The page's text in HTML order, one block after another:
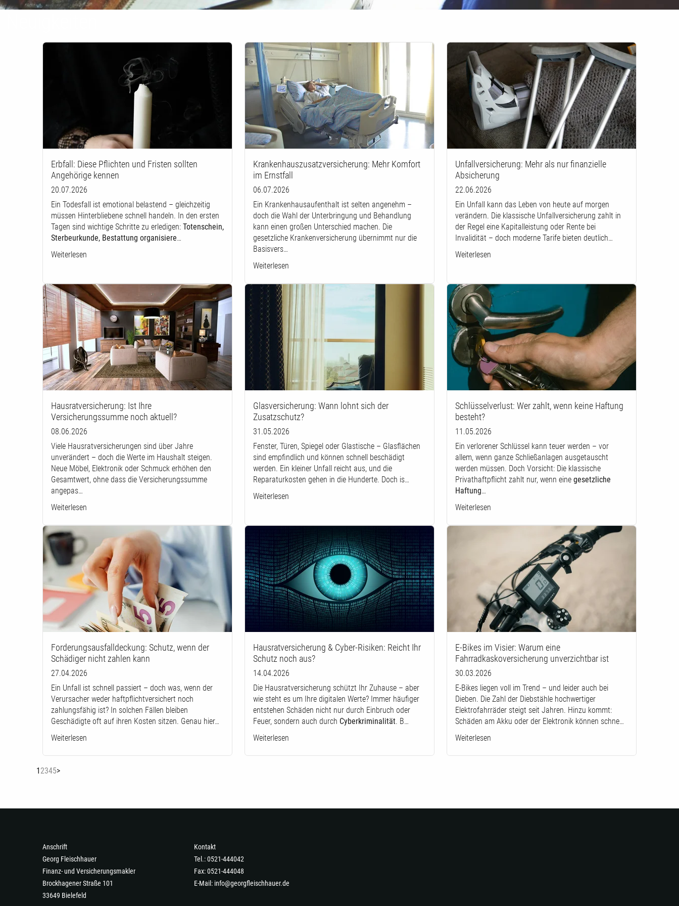
Erbfall: Diese Pflichten und Fristen sollten
Angehörige kennen
20.07.2026
Ein Todesfall ist emotional belastend – gleichzeitig
müssen Hinterbliebene schnell handeln. In den ersten
Tagen sind wichtige Schritte zu erledigen: Totenschein,
Sterbeurkunde, Bestattung organisiere…
Weiterlesen
Krankenhauszusatzversicherung: Mehr Komfort
im Ernstfall
06.07.2026
Ein Krankenhausaufenthalt ist selten angenehm –
doch die Wahl der Unterbringung und Behandlung
kann einen großen Unterschied machen. Die
gesetzliche Krankenversicherung übernimmt nur die
Basisvers…
Weiterlesen
Unfallversicherung: Mehr als nur finanzielle
Absicherung
22.06.2026
Ein Unfall kann das Leben von heute auf morgen
verändern. Die klassische Unfallversicherung zahlt in
der Regel eine Kapitalleistung oder Rente bei
Invalidität – doch moderne Tarife bieten deutlich…
Weiterlesen
Hausratversicherung: Ist Ihre
Versicherungssumme noch aktuell?
08.06.2026
Viele Hausratversicherungen sind über Jahre
unverändert – doch die Werte im Haushalt steigen.
Neue Möbel, Elektronik oder Schmuck erhöhen den
Gesamtwert, ohne dass die Versicherungssumme
angepas…
Weiterlesen
Glasversicherung: Wann lohnt sich der
Zusatzschutz?
31.05.2026
Fenster, Türen, Spiegel oder Glastische – Glasflächen
sind empfindlich und können schnell beschädigt
werden. Ein kleiner Unfall reicht aus, und die
Reparaturkosten gehen in die Hunderte. Doch is…
Weiterlesen
Schlüsselverlust: Wer zahlt, wenn keine Haftung
besteht?
11.05.2026
Ein verlorener Schlüssel kann teuer werden – vor
allem, wenn ganze Schließanlagen ausgetauscht
werden müssen. Doch Vorsicht: Die klassische
Privathaftpflicht zahlt nur, wenn eine gesetzliche
Haftung…
Weiterlesen
Forderungsausfalldeckung: Schutz, wenn der
Schädiger nicht zahlen kann
27.04.2026
Ein Unfall ist schnell passiert – doch was, wenn der
Verursacher weder haftpflichtversichert noch
zahlungsfähig ist? In solchen Fällen bleiben
Geschädigte oft auf ihren Kosten sitzen. Genau hier…
Weiterlesen
Hausratversicherung & Cyber-Risiken: Reicht Ihr
Schutz noch aus?
14.04.2026
Die Hausratversicherung schützt Ihr Zuhause – aber
wie steht es um Ihre digitalen Werte? Immer häufiger
entstehen Schäden nicht nur durch Einbruch oder
Feuer, sondern auch durch Cyberkriminalität. B…
Weiterlesen
E-Bikes im Visier: Warum eine
Fahrradkaskoversicherung unverzichtbar ist
30.03.2026
E-Bikes liegen voll im Trend – und leider auch bei
Dieben. Die Zahl der Diebstähle hochwertiger
Elektrofahrräder steigt seit Jahren. Hinzu kommt:
Schäden am Akku oder der Elektronik können schne…
Weiterlesen
1 (current)
2345>
Anschrift
Georg Fleischhauer
Finanz- und Versicherungsmakler
Brockhagener Straße 101
33649 Bielefeld
Kontakt
Tel.: 0521-444042
Fax: 0521-444048
E-Mail: info@georgfleischhauer.de